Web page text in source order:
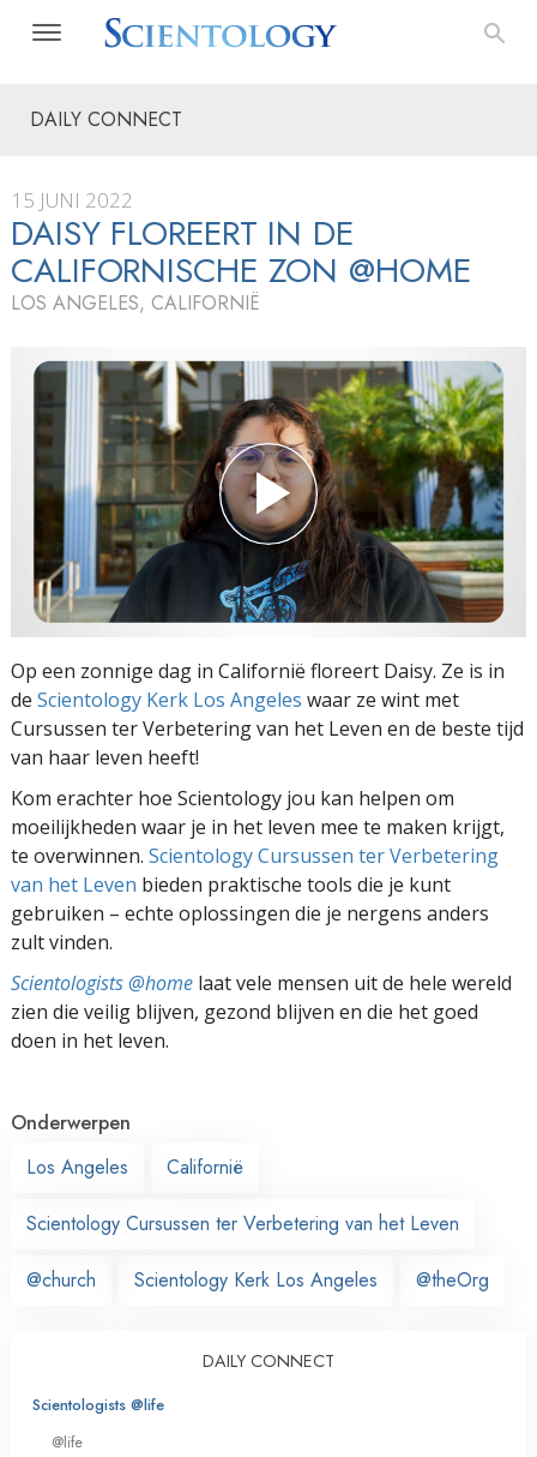
DAILY CONNECT
15 JUNI 2022
DAISY FLOREERT IN DE
CALIFORNISCHE ZON @HOME
LOS ANGELES, CALIFORNIË
Op een zonnige dag in Californië floreert Daisy. Ze is in
de Scientology Kerk Los Angeles waar ze wint met
Cursussen ter Verbetering van het Leven en de beste tijd
van haar leven heeft!
Kom erachter hoe Scientology jou kan helpen om
moeilijkheden waar je in het leven mee te maken krijgt,
te overwinnen. Scientology Cursussen ter Verbetering
van het Leven bieden praktische tools die je kunt
gebruiken – echte oplossingen die je nergens anders
zult vinden.
Scientologists @home laat vele mensen uit de hele wereld
zien die veilig blijven, gezond blijven en die het goed
doen in het leven.
Onderwerpen
Los Angeles
Californië
Scientology Cursussen ter Verbetering van het Leven
@church Scientology Kerk Los Angeles @theOrg
DAILY CONNECT
Scientologists @life
@life